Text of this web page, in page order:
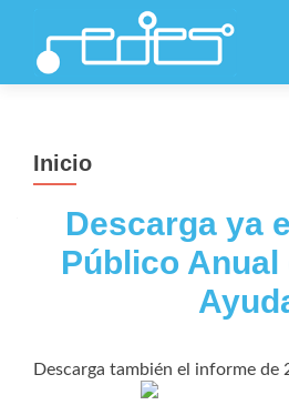
Inicio
Descarga ya
Público Anual
Descarga también el informe de